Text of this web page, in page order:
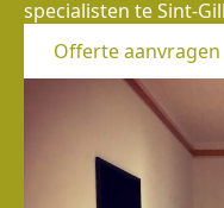
specialisten te Sint-
Offerte aanvragen